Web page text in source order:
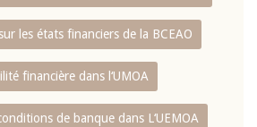
les états financiers de la BCEAO
financière dans l‘UMOA
de banque dans L‘UEMOA